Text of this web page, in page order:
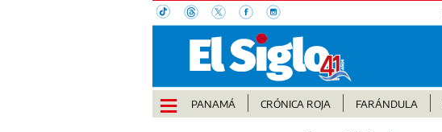
PANAMÁ CRÓNICA ROJA FARÁNDULA